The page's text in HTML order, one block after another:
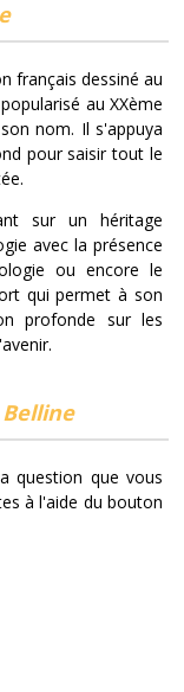
français dessiné au
au XXème
nom. Il s'appuya
pour saisir tout le
sur un héritage
avec la présence
ou encore le
qui permet à son
profonde sur les
question que vous
à l'aide du bouton